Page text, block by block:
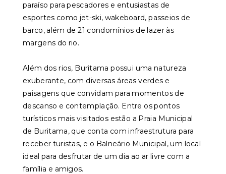
paraíso para pescadores e entusiastas de
esportes como jet-ski, wakeboard, passeios de
barco, além de 21 condomínios de lazer às
margens do rio.
Além dos rios, Buritama possui uma natureza
exuberante, com diversas áreas verdes e
paisagens que convidam para momentos de
descanso e contemplação. Entre os pontos
turísticos mais visitados estão a Praia Municipal
de Buritama, que conta com infraestrutura para
receber turistas, e o Balneário Municipal, um local
ideal para desfrutar de um dia ao ar livre com a
família e amigos.